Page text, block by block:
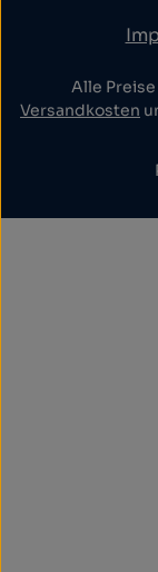
Alle
Versandkosten